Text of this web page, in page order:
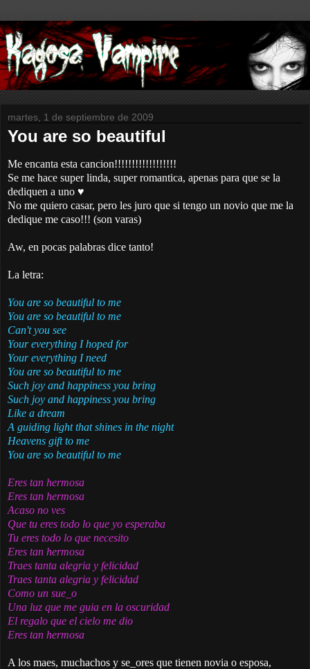
martes, 1 de septiembre de 2009
You are so beautiful
Me encanta esta cancion!!!!!!!!!!!!!!!!!!
Se me hace super linda, super romantica, apenas para que se la
dediquen a uno ♥
No me quiero casar, pero les juro que si tengo un novio que me la
dedique me caso!!! (son varas)
Aw, en pocas palabras dice tanto!
La letra:
You are so beautiful to me
You are so beautiful to me
Can't you see
Your everything I hoped for
Your everything I need
You are so beautiful to me
Such joy and happiness you bring
Such joy and happiness you bring
Like a dream
A guiding light that shines in the night
Heavens gift to me
You are so beautiful to me
Eres tan hermosa
Eres tan hermosa
Acaso no ves
Que tu eres todo lo que yo esperaba
Tu eres todo lo que necesito
Eres tan hermosa
Traes tanta alegria y felicidad
Traes tanta alegria y felicidad
Como un sue_o
Una luz que me guia en la oscuridad
El regalo que el cielo me dio
Eres tan hermosa
A los maes, muchachos y se_ores que tienen novia o esposa,